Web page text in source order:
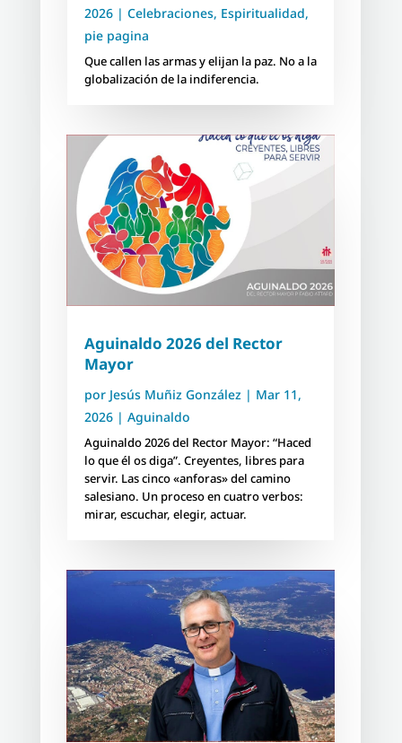
2026| Celebraciones, Espiritualidad,
pie pagina
Que callen las armas y elijan la paz. No a la
globalización de la indiferencia.
Aguinaldo 2026 del Rector
Mayor
por Jesús Muñiz González | Mar 11,
2026| Aguinaldo
Aguinaldo 2026 del Rector Mayor: “Haced
lo que él os diga”. Creyentes, libres para
servir. Las cinco «anforas» del camino
salesiano. Un proceso en cuatro verbos:
mirar, escuchar, elegir, actuar.